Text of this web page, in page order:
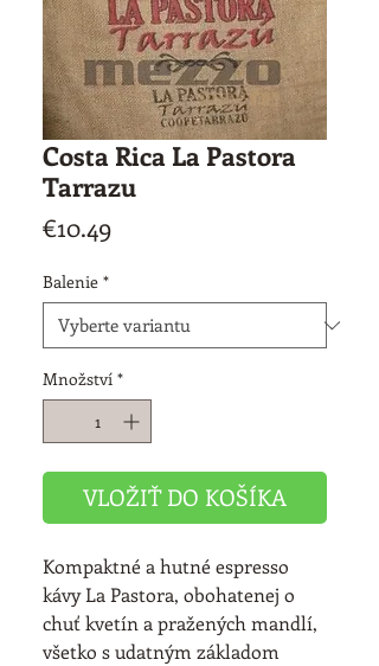
Costa Rica La Pastora
Tarrazu
€10.49Cena
Balenie *
Množství *
VLOŽIŤ DO KOŠÍKA
Kompaktné a hutné espresso
kávy La Pastora, obohatenej o
chuť kvetín a pražených mandlí,
všetko s udatným základom